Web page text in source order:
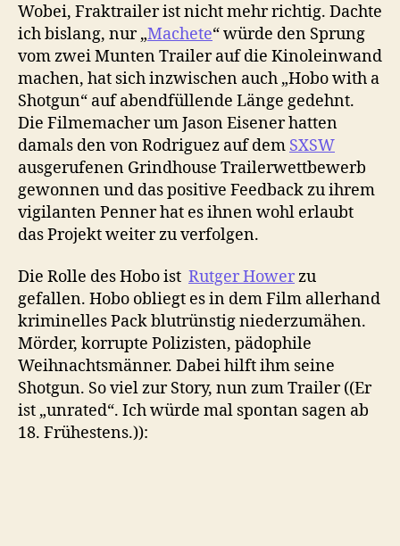
Wobei, Fraktrailer ist nicht mehr richtig. Dachte
ich bislang, nur „Machete“ würde den Sprung
vom zwei Munten Trailer auf die Kinoleinwand
machen, hat sich inzwischen auch „Hobo with a
Shotgun“ auf abendfüllende Länge gedehnt.
Die Filmemacher um Jason Eisener hatten
damals den von Rodriguez auf dem SXSW
ausgerufenen Grindhouse Trailerwettbewerb
gewonnen und das positive Feedback zu ihrem
vigilanten Penner hat es ihnen wohl erlaubt
das Projekt weiter zu verfolgen.
Die Rolle des Hobo ist Rutger Howerzu
gefallen. Hobo obliegt es in dem Film allerhand
kriminelles Pack blutrünstig niederzumähen.
Mörder, korrupte Polizisten, pädophile
Weihnachtsmänner. Dabei hilft ihm seine
Shotgun. So viel zur Story, nun zum Trailer ((Er
ist „unrated“. Ich würde mal spontan sagen ab
18. Frühestens.)):